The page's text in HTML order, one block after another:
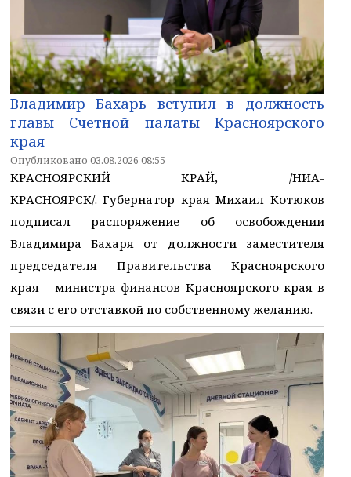
Владимир Бахарь вступил в должность
главы Счетной палаты Красноярского
края
Опубликовано 03.08.2026 08:55
КРАСНОЯРСКИЙ КРАЙ, /НИА-
КРАСНОЯРСК/. Губернатор края Михаил Котюков
подписал распоряжение об освобождении
Владимира Бахаря от должности заместителя
председателя Правительства Красноярского
края – министра финансов Красноярского края в
связи с его отставкой по собственному желанию.